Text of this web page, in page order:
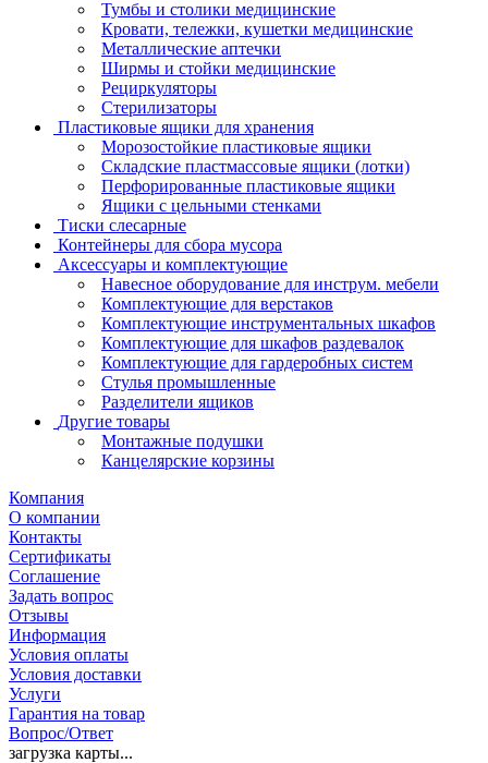
Тумбы и столики медицинские
Кровати, тележки, кушетки медицинские
Металлические аптечки
Ширмы и стойки медицинские
Рециркуляторы
Стерилизаторы
Пластиковые ящики для хранения
Морозостойкие пластиковые ящики
Складские пластмассовые ящики (лотки)
Перфорированные пластиковые ящики
Ящики с цельными стенками
Тиски слесарные
Контейнеры для сбора мусора
Аксессуары и комплектующие
Навесное оборудование для инструм. мебели
Комплектующие для верстаков
Комплектующие инструментальных шкафов
Комплектующие для шкафов раздевалок
Комплектующие для гардеробных систем
Стулья промышленные
Разделители ящиков
Другие товары
Монтажные подушки
Канцелярские корзины
Компания
О компании
Контакты
Сертификаты
Соглашение
Задать вопрос
Отзывы
Информация
Условия оплаты
Условия доставки
Услуги
Гарантия на товар
Вопрос/Ответ
загрузка карты...